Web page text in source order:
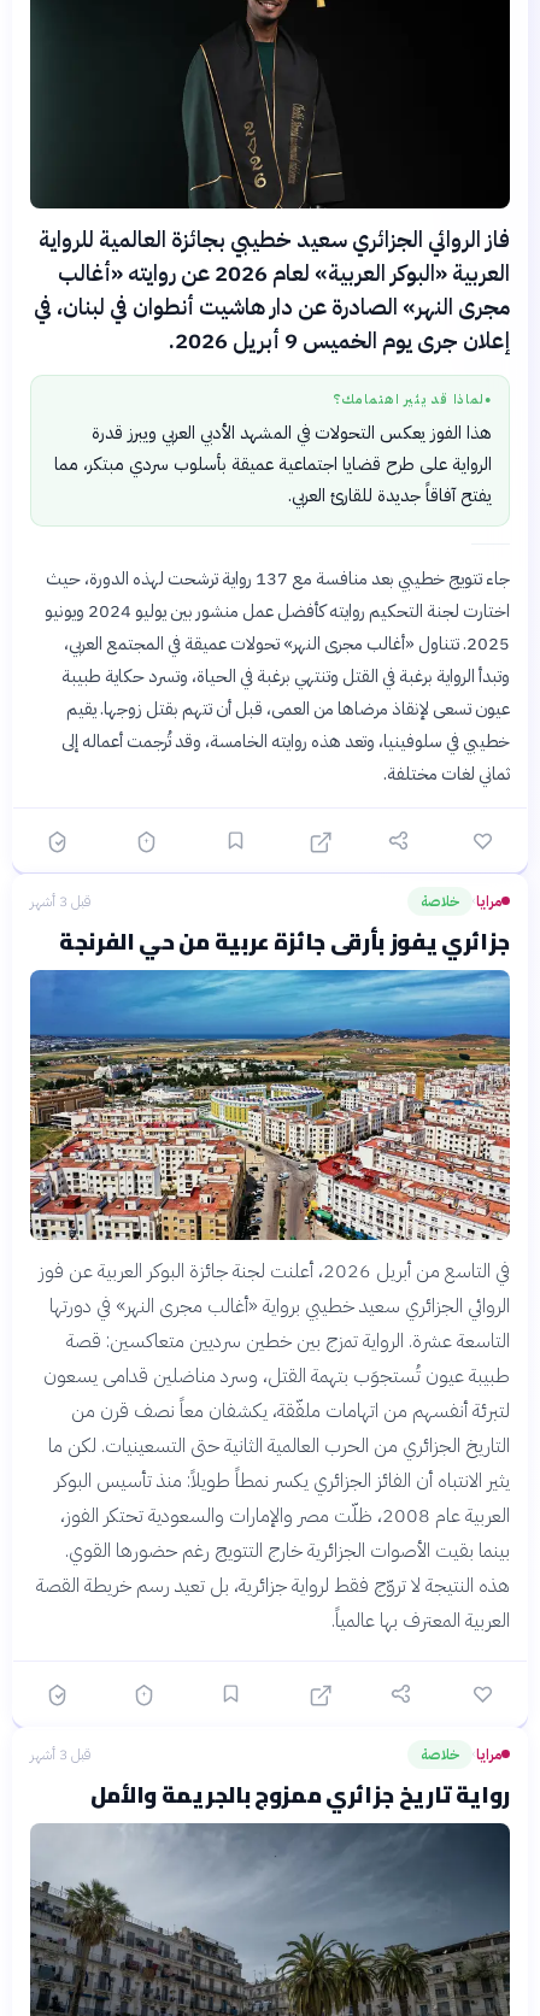
فاز الروائي الجزائري سعيد خطيبي بجائزة العالمية للرواية
العربية «البوكر العربية» لعام 2026 عن روايته «أغالب
مجرى النهر» الصادرة عن دار هاشيت أنطوان في لبنان، في
إعلان جرى يوم الخميس 9 أبريل 2026.
● لماذا قد يثير اهتمامك؟
هذا الفوز يعكس التحولات في المشهد الأدبي العربي ويبرز قدرة
الرواية على طرح قضايا اجتماعية عميقة بأسلوب سردي مبتكر، مما
يفتح آفاقاً جديدة للقارئ العربي.
جاء تتويج خطيبي بعد منافسة مع 137 رواية ترشحت لهذه الدورة، حيث
اختارت لجنة التحكيم روايته كأفضل عمل منشور بين يوليو 2024 ويونيو
2025. تتناول «أغالب مجرى النهر» تحولات عميقة في المجتمع العربي،
وتبدأ الرواية برغبة في القتل وتنتهي برغبة في الحياة، وتسرد حكاية طبيبة
عيون تسعى لإنقاذ مرضاها من العمى، قبل أن تتهم بقتل زوجها. يقيم
خطيبي في سلوفينيا، وتعد هذه روايته الخامسة، وقد تُرجمت أعماله إلى
ثماني لغات مختلفة.
مرايا› خلاصة قبل 3 أشهر
جزائري يفوز بأرقى جائزة عربية من حي الفرنجة
في التاسع من أبريل 2026، أعلنت لجنة جائزة البوكر العربية عن فوز
الروائي الجزائري سعيد خطيبي برواية «أغالب مجرى النهر» في دورتها
التاسعة عشرة. الرواية تمزج بين خطين سرديين متعاكسين: قصة
طبيبة عيون تُستجوَب بتهمة القتل، وسرد مناضلين قدامى يسعون
لتبرئة أنفسهم من اتهامات ملفّقة، يكشفان معاً نصف قرن من
التاريخ الجزائري من الحرب العالمية الثانية حتى التسعينيات. لكن ما
يثير الانتباه أن الفائز الجزائري يكسر نمطاً طويلاً: منذ تأسيس البوكر
العربية عام 2008، ظلّت مصر والإمارات والسعودية تحتكر الفوز،
بينما بقيت الأصوات الجزائرية خارج التتويج رغم حضورها القوي.
هذه النتيجة لا تروّج فقط لرواية جزائرية، بل تعيد رسم خريطة القصة
العربية المعترف بها عالمياً.
مرايا› خلاصة قبل 3 أشهر
رواية تاريخ جزائري ممزوج بالجريمة والأمل